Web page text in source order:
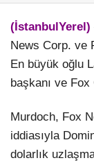
(İstanbulYerel)
News Corp. ve
En büyük oğlu
başkanı ve
Murdoch, Fox
iddiasıyla
dolarlık